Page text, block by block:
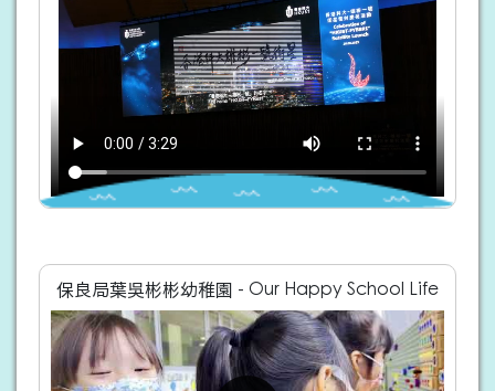
保良局葉吳彬彬幼稚園 - Our Happy School Life